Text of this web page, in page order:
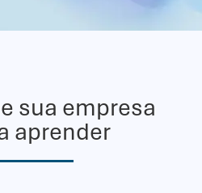
sua empresa
aprender